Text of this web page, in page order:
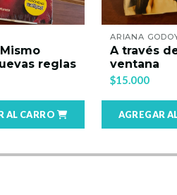
A través de mi
ventana
AGREGAR AL CARRO